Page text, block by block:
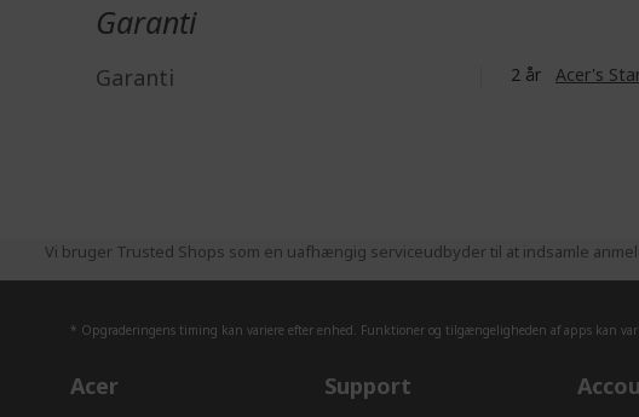
Garanti
Garanti 2 år Acer's
Vi bruger Trusted Shops som en uafhængig serviceudbyder til at indsamle
* Opgraderingens timing kan variere efter enhed. Funktioner og tilgængeligheden af apps kan
Acer Support